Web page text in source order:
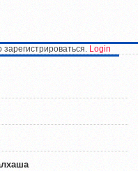
Login